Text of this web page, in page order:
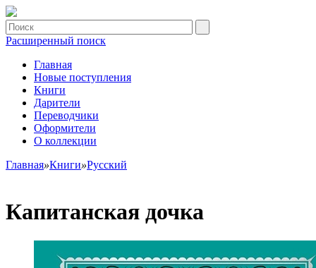
Расширенный поиск
Главная
Новые поступления
Книги
Дарители
Переводчики
Оформители
О коллекции
Главная»Книги»Русский
Капитанская дочка